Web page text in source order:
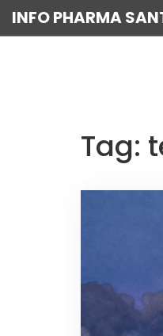
INFO PHARMA
Tag: